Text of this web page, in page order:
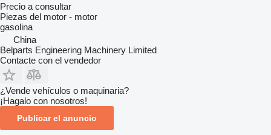
Precio a consultar
Piezas del motor - motor
gasolina
China
Belparts Engineering Machinery Limited
Contacte con el vendedor
¿Vende vehículos o maquinaria?
¡Hagalo con nosotros!
Publicar el anuncio